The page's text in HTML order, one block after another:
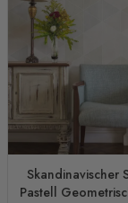
Skandinavischer
Pastell